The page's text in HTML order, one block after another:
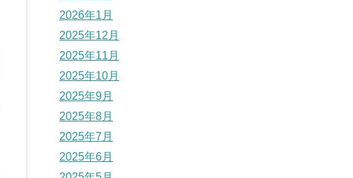
2026年1月
2025年12月
2025年11月
2025年10月
2025年9月
2025年8月
2025年7月
2025年6月